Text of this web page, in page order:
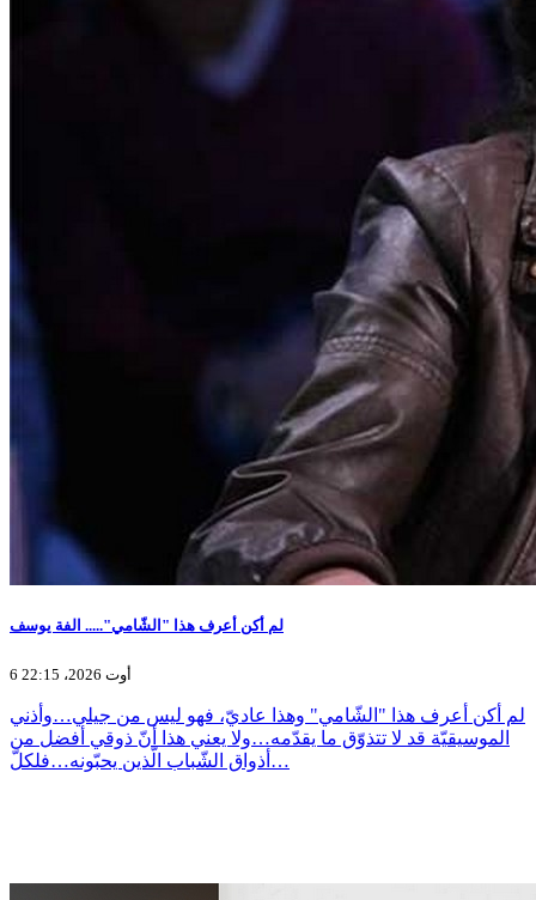
لم أكن أعرف هذا "الشّامي"..... الفة يوسف
6 أوت 2026، 22:15
لم أكن أعرف هذا "الشّامي" وهذا عاديّ، فهو ليس من جيلي…وأذني
الموسيقيّة قد لا تتذوّق ما يقدّمه…ولا يعني هذا أنّ ذوقي أفضل من
أذواق الشّباب الّذين يحبّونه…فلكلّ…